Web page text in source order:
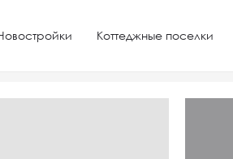
Коттеджные поселки